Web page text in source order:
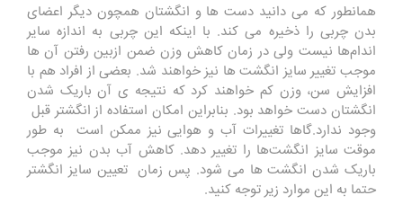
همانطور که می دانید دست ها و انگشتان همچون دیگر اعضای
بدن چربی را ذخیره می کند. با اینکه این چربی به اندازه سایر
اندام‌ها نیست ولی در زمان کاهش وزن ضمن ازبین رفتن آن ها
موجب تغییر سایز انگشت ها نیز خواهند شد. بعضی از افراد هم با
افزایش سن، وزن کم خواهند کرد که نتیجه ی آن باریک شدن
انگشتان دست خواهد بود. بنابراین امکان استفاده از انگشتر قبل
وجود ندارد.گاها تغییرات آب و هوایی نیز ممکن است به طور
موقت سایز انگشت‌ها را تغییر دهد. کاهش آب بدن نیز موجب
باریک شدن انگشت ‌ها می ‌شود. پس زمان تعیین سایز انگشتر
حتما به این موارد زیر توجه کنید.